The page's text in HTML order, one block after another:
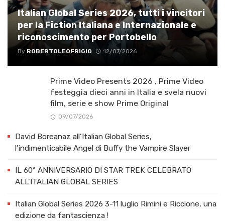
Italian Global Series 2026, tutti i vincitori
per la Fiction Italiana e Internazionale e
riconoscimento per Portobello
By ROBERTOLEOFRIGIO 12/07/2026
Prime Video Presents 2026 , Prime Video
festeggia dieci anni in Italia e svela nuovi
film, serie e show Prime Original
09/07/2026
David Boreanaz all’Italian Global Series,
l’indimenticabile Angel di Buffy the Vampire Slayer
IL 60° ANNIVERSARIO DI STAR TREK CELEBRATO
ALL’ITALIAN GLOBAL SERIES
Italian Global Series 2026 3-11 luglio Rimini e Riccione, una
edizione da fantascienza !